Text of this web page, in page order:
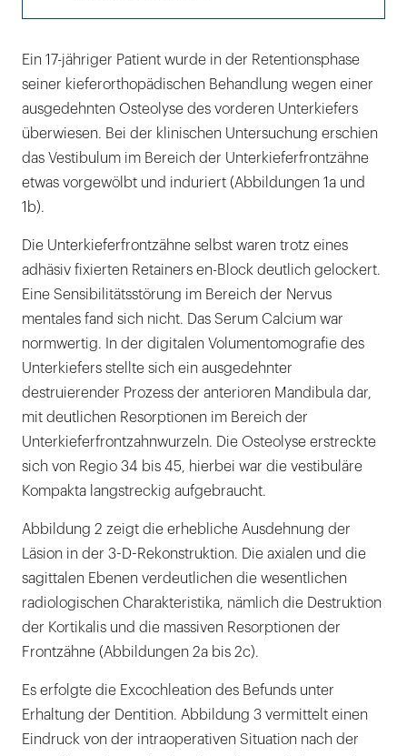
Diskussion
Ein 17-jähriger Patient wurde in der Retentionsphase
seiner kieferorthopädischen Behandlung wegen einer
ausgedehnten Osteolyse des vorderen Unterkiefers
überwiesen. Bei der klinischen Untersuchung erschien
das Vestibulum im Bereich der Unterkieferfrontzähne
etwas vorgewölbt und induriert (Abbildungen 1a und
1b).
Die Unterkieferfrontzähne selbst waren trotz eines
adhäsiv fixierten Retainers en-Block deutlich gelockert.
Eine Sensibilitätsstörung im Bereich der Nervus
mentales fand sich nicht. Das Serum Calcium war
normwertig. In der digitalen Volumentomografie des
Unterkiefers stellte sich ein ausgedehnter
destruierender Prozess der anterioren Mandibula dar,
mit deutlichen Resorptionen im Bereich der
Unterkieferfrontzahnwurzeln. Die Osteolyse erstreckte
sich von Regio 34 bis 45, hierbei war die vestibuläre
Kompakta langstreckig aufgebraucht.
Abbildung 2 zeigt die erhebliche Ausdehnung der
Läsion in der 3-D-Rekonstruktion. Die axialen und die
sagittalen Ebenen verdeutlichen die wesentlichen
radiologischen Charakteristika, nämlich die Destruktion
der Kortikalis und die massiven Resorptionen der
Frontzähne (Abbildungen 2a bis 2c).
Es erfolgte die Excochleation des Befunds unter
Erhaltung der Dentition. Abbildung 3 vermittelt einen
Eindruck von der intraoperativen Situation nach der